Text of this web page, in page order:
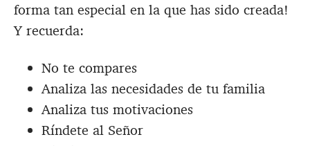
forma tan especial en la que has sido creada!
Y recuerda:
No te compares
Analiza las necesidades de tu familia
Analiza tus motivaciones
Ríndete al Señor